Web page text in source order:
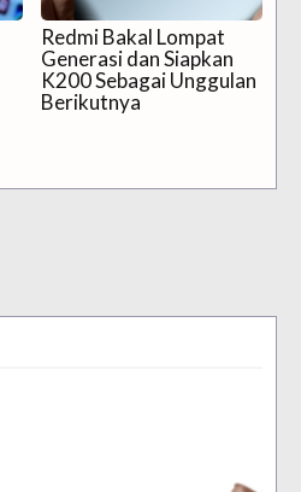
Redmi Bakal Lompat
Generasi dan Siapkan
K200 Sebagai Unggulan
Berikutnya